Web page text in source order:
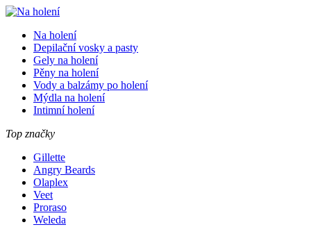
Na holení
Depilační vosky a pasty
Gely na holení
Pěny na holení
Vody a balzámy po holení
Mýdla na holení
Intimní holení
Top značky
Gillette
Angry Beards
Olaplex
Veet
Proraso
Weleda